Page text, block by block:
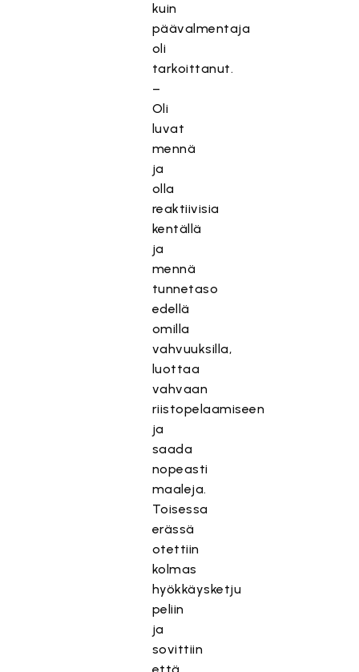
kuin
päävalmentaja
oli
tarkoittanut.
–
Oli
luvat
mennä
ja
olla
reaktiivisia
kentällä
ja
mennä
tunnetaso
edellä
omilla
vahvuuksilla,
luottaa
vahvaan
riistopelaamiseen
ja
saada
nopeasti
maaleja.
Toisessa
erässä
otettiin
kolmas
hyökkäysketju
peliin
ja
sovittiin